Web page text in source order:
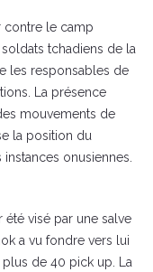
contre le camp
tchadiens de la
les responsables de
La présence
mouvements de
la position du
onusiennes.
été visé par une salve
a vu fondre vers lui
de 40 pick up. La